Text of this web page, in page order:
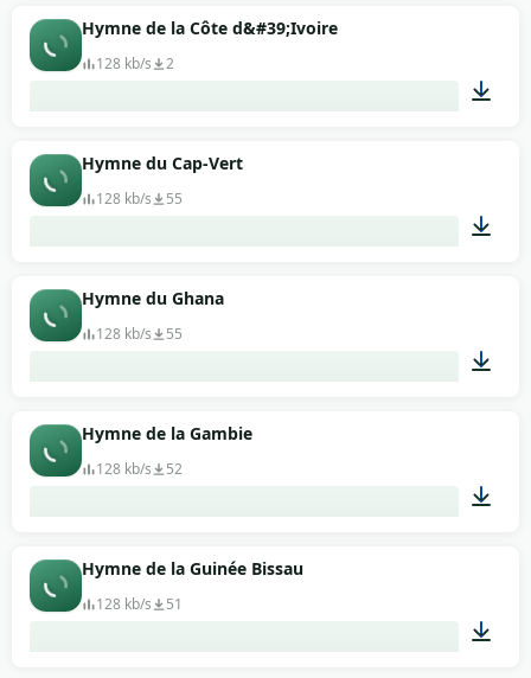
Hymne de la Côte d&#39;Ivoire
128 kb/s 2
Hymne du Cap-Vert
128 kb/s 55
Hymne du Ghana
128 kb/s 55
Hymne de la Gambie
128 kb/s 52
Hymne de la Guinée Bissau
128 kb/s 51